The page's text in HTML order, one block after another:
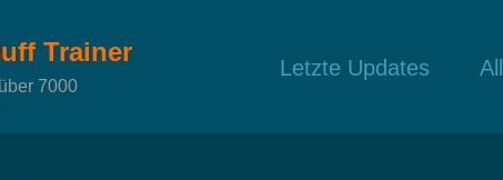
Trainer
7000
Letzte Updates